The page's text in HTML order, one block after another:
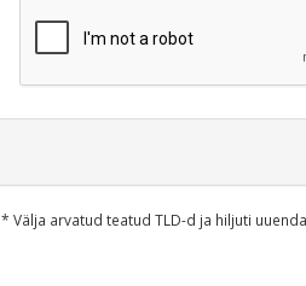
* Välja arvatud teatud TLD-d ja hiljuti